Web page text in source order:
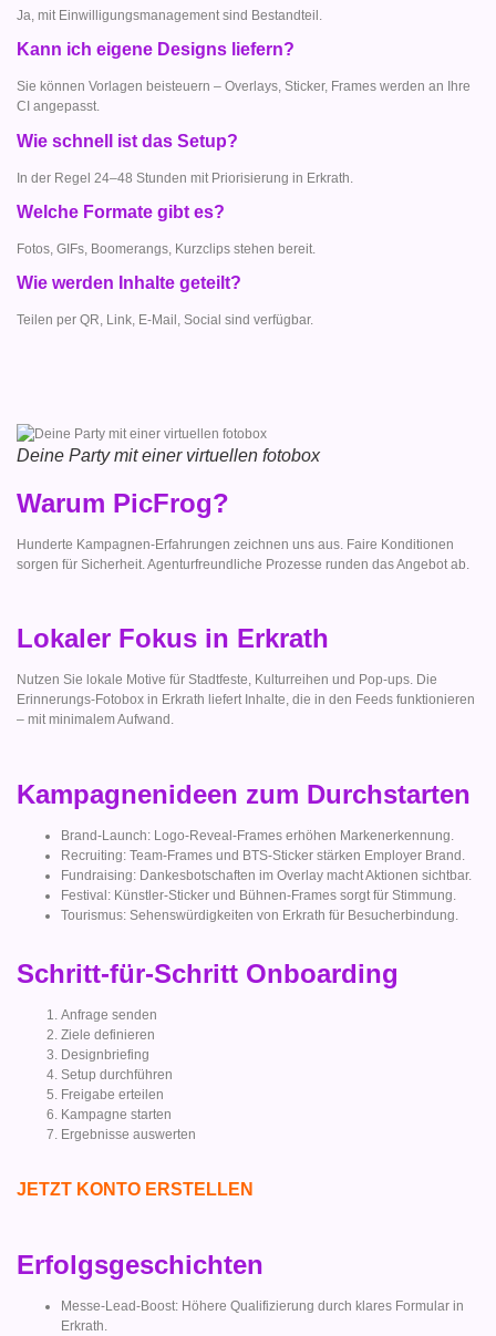
Ja, mit Einwilligungsmanagement sind Bestandteil.
Kann ich eigene Designs liefern?
Sie können Vorlagen beisteuern – Overlays, Sticker, Frames werden an Ihre
CI angepasst.
Wie schnell ist das Setup?
In der Regel 24–48 Stunden mit Priorisierung in Erkrath.
Welche Formate gibt es?
Fotos, GIFs, Boomerangs, Kurzclips stehen bereit.
Wie werden Inhalte geteilt?
Teilen per QR, Link, E-Mail, Social sind verfügbar.
Deine Party mit einer virtuellen fotobox
Warum PicFrog?
Hunderte Kampagnen-Erfahrungen zeichnen uns aus. Faire Konditionen
sorgen für Sicherheit. Agenturfreundliche Prozesse runden das Angebot ab.
Lokaler Fokus in Erkrath
Nutzen Sie lokale Motive für Stadtfeste, Kulturreihen und Pop-ups. Die
Erinnerungs-Fotobox in Erkrath liefert Inhalte, die in den Feeds funktionieren
– mit minimalem Aufwand.
Kampagnenideen zum Durchstarten
Brand-Launch: Logo-Reveal-Frames erhöhen Markenerkennung.
Recruiting: Team-Frames und BTS-Sticker stärken Employer Brand.
Fundraising: Dankesbotschaften im Overlay macht Aktionen sichtbar.
Festival: Künstler-Sticker und Bühnen-Frames sorgt für Stimmung.
Tourismus: Sehenswürdigkeiten von Erkrath für Besucherbindung.
Schritt-für-Schritt Onboarding
Anfrage senden
Ziele definieren
Designbriefing
Setup durchführen
Freigabe erteilen
Kampagne starten
Ergebnisse auswerten
JETZT KONTO ERSTELLEN
Erfolgsgeschichten
Messe-Lead-Boost: Höhere Qualifizierung durch klares Formular in
Erkrath.